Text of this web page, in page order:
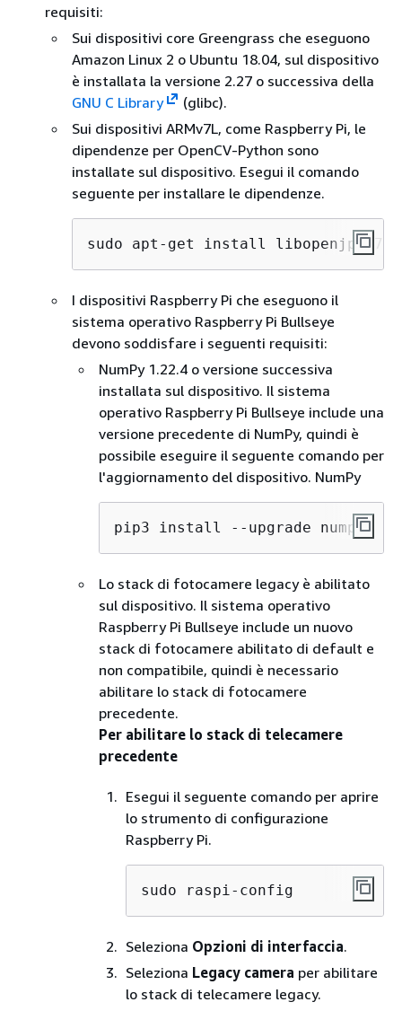
requisiti:
Sui dispositivi core Greengrass che eseguono
Amazon Linux 2 o Ubuntu 18.04, sul dispositivo
è installata la versione 2.27 o successiva della
GNU C Library
(glibc).
Sui dispositivi ARMv7L, come Raspberry Pi, le
dipendenze per OpenCV-Python sono
installate sul dispositivo. Esegui il comando
seguente per installare le dipendenze.
sudo apt-get install libopenjp2-7
I dispositivi Raspberry Pi che eseguono il
sistema operativo Raspberry Pi Bullseye
devono soddisfare i seguenti requisiti:
NumPy 1.22.4 o versione successiva
installata sul dispositivo. Il sistema
operativo Raspberry Pi Bullseye include una
versione precedente di NumPy, quindi è
possibile eseguire il seguente comando per
l'aggiornamento del dispositivo. NumPy
pip3 install --upgrade numpy
Lo stack di fotocamere legacy è abilitato
sul dispositivo. Il sistema operativo
Raspberry Pi Bullseye include un nuovo
stack di fotocamere abilitato di default e
non compatibile, quindi è necessario
abilitare lo stack di fotocamere
precedente.
Per abilitare lo stack di telecamere
precedente
Esegui il seguente comando per aprire
lo strumento di configurazione
Raspberry Pi.
sudo raspi-config
Seleziona Opzioni di interfaccia.
Seleziona Legacy camera per abilitare
lo stack di telecamere legacy.